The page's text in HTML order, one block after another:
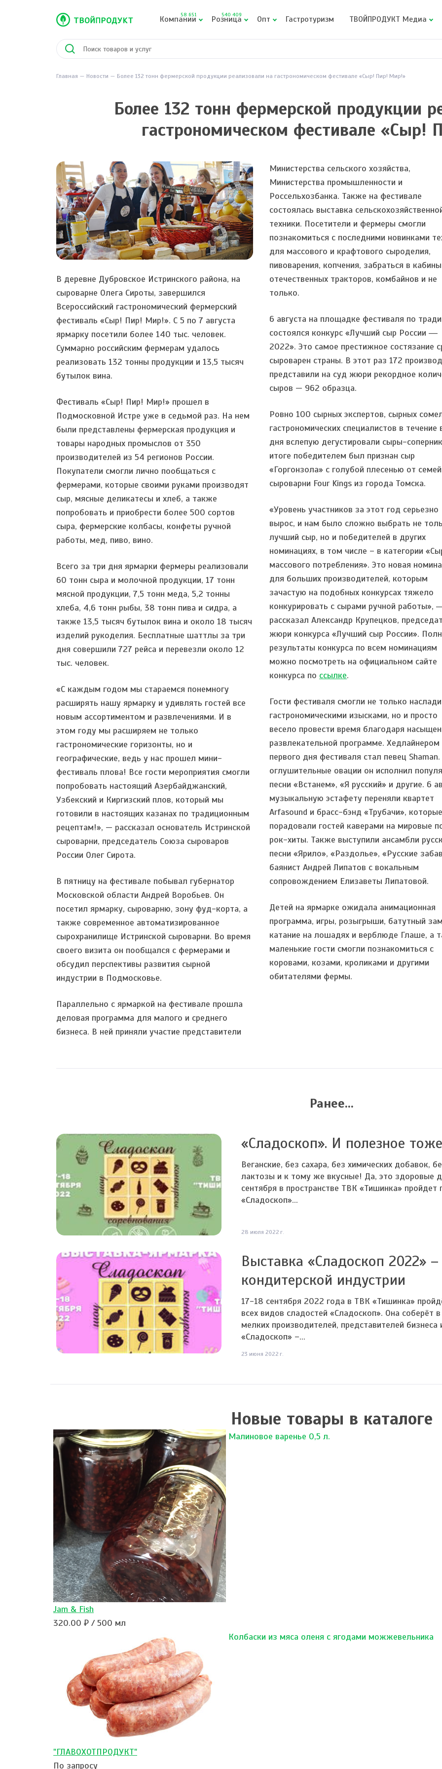
Компании
58 651 Розница
540 409 Опт Гастротуризм ТВОЙПРОДУКТ Медиа
Главная Новости Более 132 тонн фермерской продукции реализовали на гастрономическом фестивале «Сыр! Пир! Мир!»
Более 132 тонн фермерской продукции
гастрономическом фестивале «Сыр!
В деревне Дубровское Истринского района, на
сыроварне Олега Сироты, завершился
Всероссийский гастрономический фермерский
фестиваль «Сыр! Пир! Мир!». С 5 по 7 августа
ярмарку посетили более 140 тыс. человек.
Суммарно российским фермерам удалось
реализовать 132 тонны продукции и 13,5 тысяч
бутылок вина.
Фестиваль «Сыр! Пир! Мир!» прошел в
Подмосковной Истре уже в седьмой раз. На нем
были представлены фермерская продукция и
товары народных промыслов от 350
производителей из 54 регионов России.
Покупатели смогли лично пообщаться с
фермерами, которые своими руками производят
сыр, мясные деликатесы и хлеб, а также
попробовать и приобрести более 500 сортов
сыра, фермерские колбасы, конфеты ручной
работы, мед, пиво, вино.
Всего за три дня ярмарки фермеры реализовали
60 тонн сыра и молочной продукции, 17 тонн
мясной продукции, 7,5 тонн меда, 5,2 тонны
хлеба, 4,6 тонн рыбы, 38 тонн пива и сидра, а
также 13,5 тысяч бутылок вина и около 18 тысяч
изделий рукоделия. Бесплатные шаттлы за три
дня совершили 727 рейса и перевезли около 12
тыс. человек.
«С каждым годом мы стараемся понемногу
расширять нашу ярмарку и удивлять гостей все
новым ассортиментом и развлечениями. И в
этом году мы расширяем не только
гастрономические горизонты, но и
географические, ведь у нас прошел мини-
фестиваль плова! Все гости мероприятия смогли
попробовать настоящий Азербайджанский,
Узбекский и Киргизский плов, который мы
готовили в настоящих казанах по традиционным
рецептам!», — рассказал основатель Истринской
сыроварни, председатель Союза сыроваров
России Олег Сирота.
В пятницу на фестивале побывал губернатор
Московской области Андрей Воробьев. Он
посетил ярмарку, сыроварню, зону фуд-корта, а
также современное автоматизированное
сырохранилище Истринской сыроварни. Во время
своего визита он пообщался с фермерами и
обсудил перспективы развития сырной
индустрии в Подмосковье.
Параллельно с ярмаркой на фестивале прошла
деловая программа для малого и среднего
бизнеса. В ней приняли участие представители
Министерства сельского хозяйства,
Министерства промышленности и
Россельхозбанка. Также на фестивале
состоялась выставка
техники. Посетители и фермеры смогли
познакомиться с последними новинками
для массового и крафтового сыроделия,
пивоварения, копчения, забраться в кабины
отечественных тракторов, комбайнов и не
только.
6 августа на площадке фестиваля по
состоялся конкурс «Лучший сыр России ―
2022». Это самое престижное состязание
сыроварен страны. В этот раз 172
представили на суд жюри рекордное
сыров — 962 образца.
Ровно 100 сырных экспертов, сырных
гастрономических специалистов в течение
дня вслепую дегустировали сыры-
итоге победителем был признан сыр
«Горгонзола» с голубой плесенью от
сыроварни Four Kings из города Томска.
«Уровень участников за этот год серьезно
вырос, и нам было сложно выбрать не
лучший сыр, но и победителей в других
номинациях, в том числе – в категории
массового потребления». Это новая
для больших производителей, которым
зачастую на подобных конкурсах тяжело
конкурировать с сырами ручной работы»,
рассказал Александр Крупецков,
жюри конкурса «Лучший сыр России».
результаты конкурса по всем номинациям
можно посмотреть на официальном сайте
конкурса по ссылке.
Гости фестиваля смогли не только
гастрономическими изысками, но и просто
весело провести время благодаря
развлекательной программе. Хедлайнером
первого дня фестиваля стал певец
оглушительные овации он исполнил
песни «Встанем», «Я русский» и другие. 6
музыкальную эстафету переняли квартет
Arfasound и брасс-бэнд «Трубачи», которые
порадовали гостей каверами на мировые
рок-хиты. Также выступили ансамбли
песни «Ярило», «Раздолье», «Русские
баянист Андрей Липатов с вокальным
сопровождением Елизаветы Липатовой.
Детей на ярмарке ожидала анимационная
программа, игры, розыгрыши, батутный
катание на лошадях и верблюде Глаше, а
маленькие гости смогли познакомиться с
коровами, козами, кроликами и другими
обитателями фермы.
Ранее...
«Сладоскоп». И полезное тоже
Веганские, без сахара, без химических добавок,
лактозы и к тому же вкусные! Да, это здоровые
сентября в пространстве ТВК «Тишинка»
«Сладоскоп»...
28 июля 2022 г.
Выставка «Сладоскоп 2022»
кондитерской индустрии
17-18 сентября 2022 года в ТВК «Тишинка»
всех видов сладостей «Сладоскоп». Она соберёт
мелких производителей, представителей
«Сладоскоп» –...
23 июня 2022 г.
Новые товары в каталоге
Малиновое варенье 0,5 л.
Jam & Fish
320.00 ₽ / 500 мл
Колбаски из мяса оленя с ягодами можжевельника
"ГЛАВОХОТПРОДУКТ"
По запросу